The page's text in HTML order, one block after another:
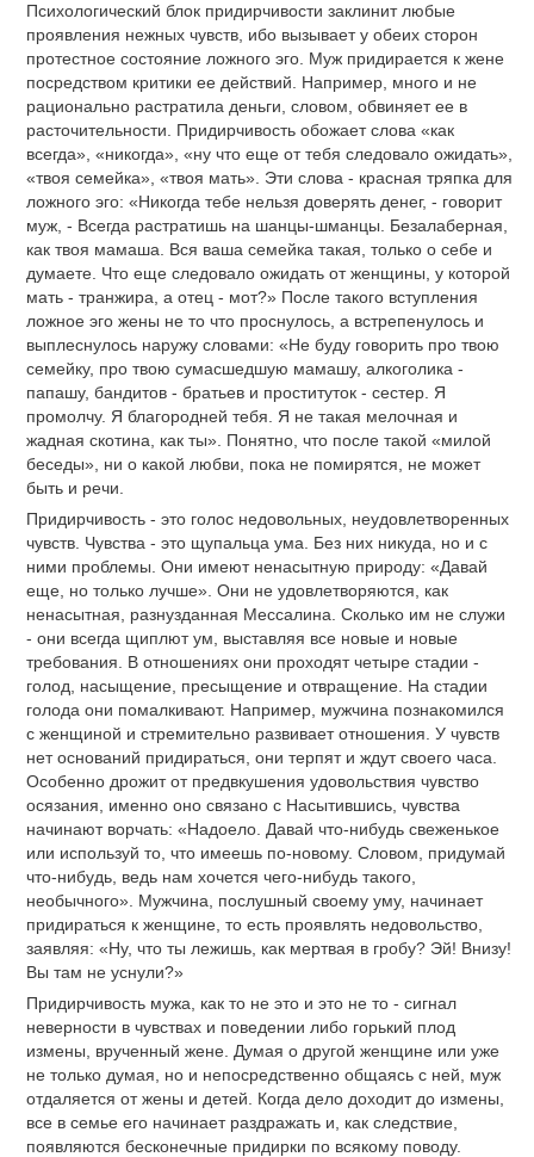
Психологический блок придирчивости заклинит любые
проявления нежных чувств, ибо вызывает у обеих сторон
протестное состояние ложного эго. Муж придирается к жене
посредством критики ее действий. Например, много и не
рационально растратила деньги, словом, обвиняет ее в
расточительности. Придирчивость обожает слова «как
всегда», «никогда», «ну что еще от тебя следовало ожидать»,
«твоя семейка», «твоя мать». Эти слова - красная тряпка для
ложного эго: «Никогда тебе нельзя доверять денег, - говорит
муж, - Всегда растратишь на шанцы-шманцы. Безалаберная,
как твоя мамаша. Вся ваша семейка такая, только о себе и
думаете. Что еще следовало ожидать от женщины, у которой
мать - транжира, а отец - мот?» После такого вступления
ложное эго жены не то что проснулось, а встрепенулось и
выплеснулось наружу словами: «Не буду говорить про твою
семейку, про твою сумасшедшую мамашу, алкоголика -
папашу, бандитов - братьев и проституток - сестер. Я
промолчу. Я благородней тебя. Я не такая мелочная и
жадная скотина, как ты». Понятно, что после такой «милой
беседы», ни о какой любви, пока не помирятся, не может
быть и речи.
Придирчивость - это голос недовольных, неудовлетворенных
чувств. Чувства - это щупальца ума. Без них никуда, но и с
ними проблемы. Они имеют ненасытную природу: «Давай
еще, но только лучше». Они не удовлетворяются, как
ненасытная, разнузданная Мессалина. Сколько им не служи
- они всегда щиплют ум, выставляя все новые и новые
требования. В отношениях они проходят четыре стадии -
голод, насыщение, пресыщение и отвращение. На стадии
голода они помалкивают. Например, мужчина познакомился
с женщиной и стремительно развивает отношения. У чувств
нет оснований придираться, они терпят и ждут своего часа.
Особенно дрожит от предвкушения удовольствия чувство
осязания, именно оно связано с Насытившись, чувства
начинают ворчать: «Надоело. Давай что-нибудь свеженькое
или используй то, что имеешь по-новому. Словом, придумай
что-нибудь, ведь нам хочется чего-нибудь такого,
необычного». Мужчина, послушный своему уму, начинает
придираться к женщине, то есть проявлять недовольство,
заявляя: «Ну, что ты лежишь, как мертвая в гробу? Эй! Внизу!
Вы там не уснули?»
Придирчивость мужа, как то не это и это не то - сигнал
неверности в чувствах и поведении либо горький плод
измены, врученный жене. Думая о другой женщине или уже
не только думая, но и непосредственно общаясь с ней, муж
отдаляется от жены и детей. Когда дело доходит до измены,
все в семье его начинает раздражать и, как следствие,
появляются бесконечные придирки по всякому поводу.